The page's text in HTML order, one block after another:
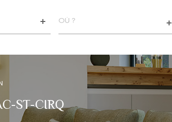
RÉFÉRENCE
ST-CIRQ